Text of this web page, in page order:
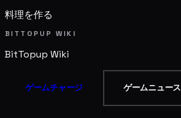
料理を作る
BITTOPUP WIKI
BitTopup Wiki
ゲームチャージ ゲームニュース